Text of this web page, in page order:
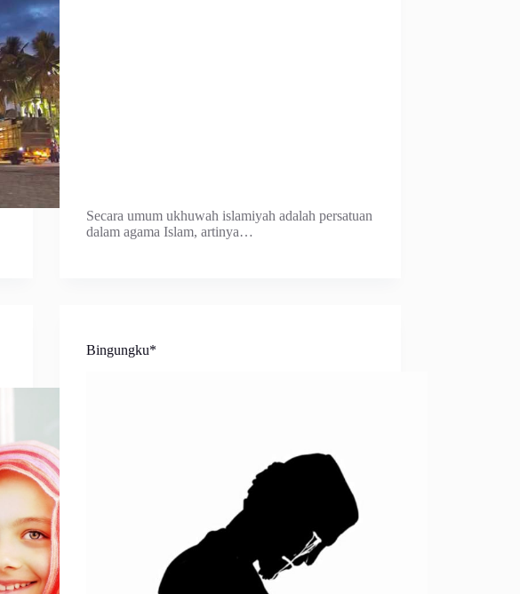
Secara umum ukhuwah islamiyah adalah persatuan
dalam agama Islam, artinya…
Bingungku*